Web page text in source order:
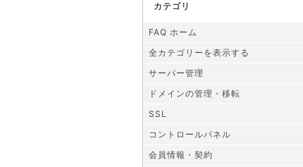
カテゴリ
FAQ ホーム
全カテゴリーを表示する
サーバー管理
ドメインの管理・移転
SSL
コントロールパネル
会員情報・契約